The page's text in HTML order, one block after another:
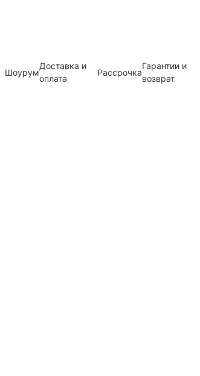
Шоурум
Доставка и
оплата
Рассрочка
Гарантии и
возврат